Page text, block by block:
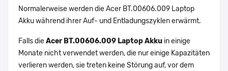
Normalerweise werden die Acer BT.00606.009 Laptop
Akku während ihrer Auf- und Entladungszyklen erwärmt.
Falls dieAcer BT.00606.009 Laptop Akku in einige
Monate nicht verwendet werden, die nur einige Kapazitäten
verlieren werden, sie treten keine Störung auf, vor dem